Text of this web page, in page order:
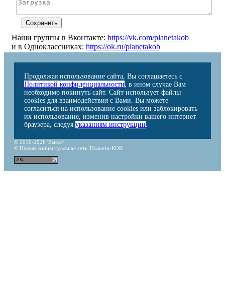
Наши группы в Вконтакте: https://vk.com/planetakob
и в Одноклассниках: https://ok.ru/planetakob
Продолжая использование сайта, Вы соглашаетесь с
Политикой конфиденциальности, в ином случае Вам
необходимо покинуть сайт. Сайт использует файлы
cookies для взаимодействия с Вами. Вы можете
согласиться на использование cookies или заблокировать
их использование, изменив настройки вашего интернет-
браузера, следуя указаниям инструкции.
© 2010-2026 'Емеля'
© Первая концептуальная сеть 'Планета-КОБ'